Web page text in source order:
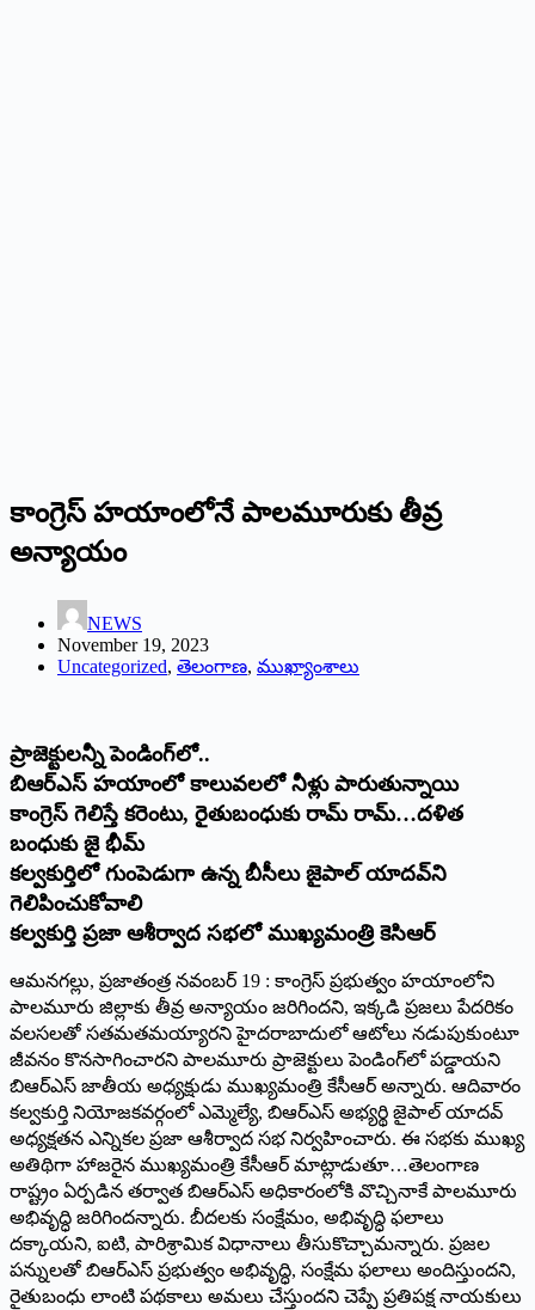
కాంగ్రెస్‌ ‌హయాంలోనే పాలమూరుకు తీవ్ర
అన్యాయం
NEWS
November 19, 2023
Uncategorized, తెలంగాణ, ముఖ్యాంశాలు
ప్రాజెక్టులన్నీ పెండింగ్‌లో..
బిఆర్‌ఎస్‌ ‌హయాంలో కాలువలలో నీళ్లు పారుతున్నాయి
కాంగ్రెస్‌ ‌గెలిస్తే కరెంటు, రైతుబంధుకు రామ్‌ ‌రామ్‌…‌దళిత
బంధుకు జై భీమ్‌
‌కల్వకుర్తిలో గుంపెడుగా ఉన్న బీసీలు జైపాల్‌ ‌యాదవ్‌ని
గెలిపించుకోవాలి
కల్వకుర్తి ప్రజా ఆశీర్వాద సభలో ముఖ్యమంత్రి కెసిఆర్‌
ఆమనగల్లు, ప్రజాతంత్ర నవంబర్‌ 19 : ‌కాంగ్రెస్‌ ‌ప్రభుత్వం హయాంలోని
పాలమూరు జిల్లాకు తీవ్ర అన్యాయం జరిగిందని, ఇక్కడి ప్రజలు పేదరికం
వలసలతో సతమతమయ్యారని హైదరాబాదులో ఆటోలు నడుపుకుంటూ
జీవనం కొనసాగించారని పాలమూరు ప్రాజెక్టులు పెండింగ్‌లో పడ్డాయని
బిఆర్‌ఎస్‌ ‌జాతీయ అధ్యక్షుడు ముఖ్యమంత్రి కేసీఆర్‌ అన్నారు. ఆదివారం
కల్వకుర్తి నియోజకవర్గంలో ఎమ్మెల్యే, బిఆర్‌ఎస్‌ అభ్యర్థి జైపాల్‌ ‌యాదవ్‌
అధ్యక్షతన ఎన్నికల ప్రజా ఆశీర్వాద సభ నిర్వహించారు. ఈ సభకు ముఖ్య
అతిథిగా హాజరైన ముఖ్యమంత్రి కేసీఆర్‌ ‌మాట్లాడుతూ…తెలంగాణ
రాష్ట్రం ఏర్పడిన తర్వాత బిఆర్‌ఎస్‌ అధికారంలోకి వొచ్చినాకే పాలమూరు
అభివృద్ధి జరిగిందన్నారు. బీదలకు సంక్షేమం, అభివృద్ధి ఫలాలు
దక్కాయని, ఐటి, పారిశ్రామిక విధానాలు తీసుకొచ్చామన్నారు. ప్రజల
పన్నులతో బిఆర్‌ఎస్‌ ‌ప్రభుత్వం అభివృద్ధి, సంక్షేమ ఫలాలు అందిస్తుందని,
రైతుబంధు లాంటి పథకాలు అమలు చేస్తుందని చెప్పే ప్రతిపక్ష నాయకులు